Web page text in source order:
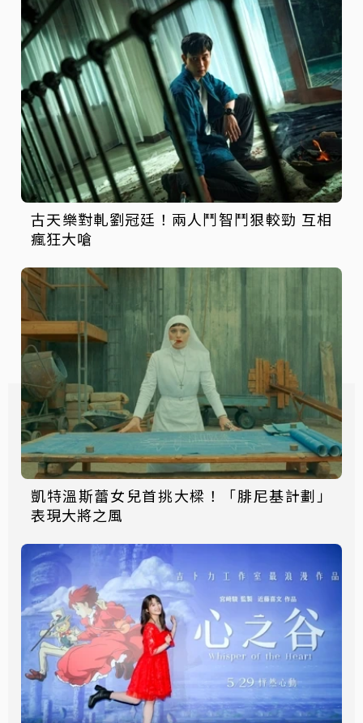
古天樂對軋劉冠廷！兩人鬥智鬥狠較勁 互相
瘋狂大嗆
凱特溫斯蕾女兒首挑大樑！「腓尼基計劃」
表現大將之風